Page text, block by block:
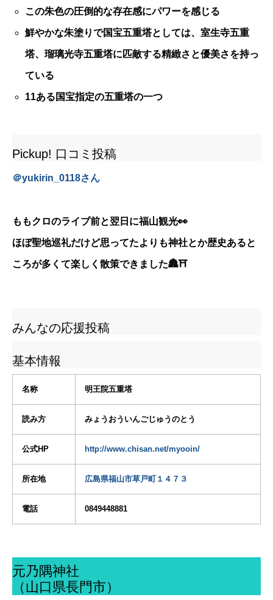
この朱色の圧倒的な存在感にパワーを感じる
鮮やかな朱塗りで国宝五重塔としては、室生寺五重
塔、瑠璃光寺五重塔に匹敵する精緻さと優美さを持っ
ている
11ある国宝指定の五重塔の一つ
Pickup! 口コミ投稿
＠yukirin_0118さん
ももクロのライブ前と翌日に福山観光👀
ほぼ聖地巡礼だけど思ってたよりも神社とか歴史あると
ころが多くて楽しく散策できました🏯⛩️
みんなの応援投稿
基本情報
名称 明王院五重塔
読み方 みょうおういんごじゅうのとう
公式HP http://www.chisan.net/myooin/
所在地 広島県福山市草戸町１４７３
電話 0849448881
元乃隅神社
（山口県長門市）